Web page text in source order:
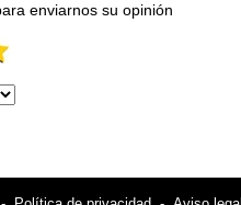
enviarnos su opinión